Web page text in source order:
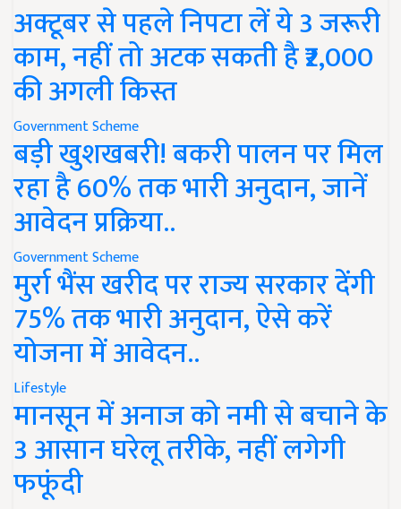
अक्टूबर से पहले निपटा लें ये 3 जरूरी
काम, नहीं तो अटक सकती है ₹2,000
की अगली किस्त
Government Scheme
बड़ी खुशखबरी! बकरी पालन पर मिल
रहा है 60% तक भारी अनुदान, जानें
आवेदन प्रक्रिया..
Government Scheme
मुर्रा भैंस खरीद पर राज्य सरकार देंगी
75% तक भारी अनुदान, ऐसे करें
योजना में आवेदन..
Lifestyle
मानसून में अनाज को नमी से बचाने के
3 आसान घरेलू तरीके, नहीं लगेगी
फफूंदी